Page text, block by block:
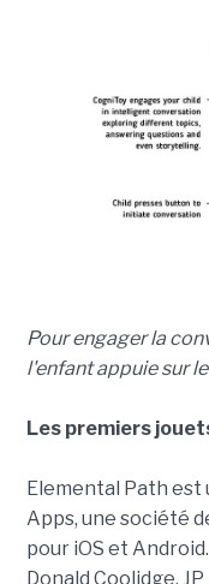
Pour engager la
l'enfant appuie sur
Les premiers
Elemental Path est
Apps, une société
pour iOS et
Donald Coolidge,